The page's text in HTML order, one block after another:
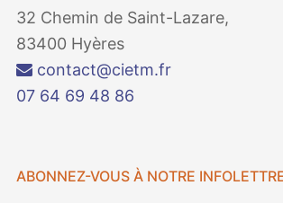
32 Chemin de Saint-Lazare,
83400 Hyères
contact@cietm.fr
07 64 69 48 86
ABONNEZ-VOUS À NOTRE